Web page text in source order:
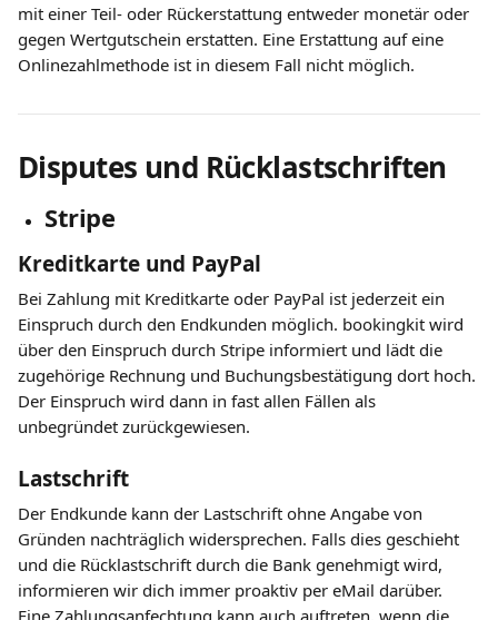
mit einer Teil- oder Rückerstattung entweder monetär oder
gegen Wertgutschein erstatten. Eine Erstattung auf eine
Onlinezahlmethode ist in diesem Fall nicht möglich.
Disputes und Rücklastschriften
Stripe
Kreditkarte und PayPal
Bei Zahlung mit Kreditkarte oder PayPal ist jederzeit ein
Einspruch durch den Endkunden möglich. bookingkit wird
über den Einspruch durch Stripe informiert und lädt die
zugehörige Rechnung und Buchungsbestätigung dort hoch.
Der Einspruch wird dann in fast allen Fällen als
unbegründet zurückgewiesen.
Lastschrift
Der Endkunde kann der Lastschrift ohne Angabe von
Gründen nachträglich widersprechen. Falls dies geschieht
und die Rücklastschrift durch die Bank genehmigt wird,
informieren wir dich immer proaktiv per eMail darüber.
Eine Zahlungsanfechtung kann auch auftreten, wenn die